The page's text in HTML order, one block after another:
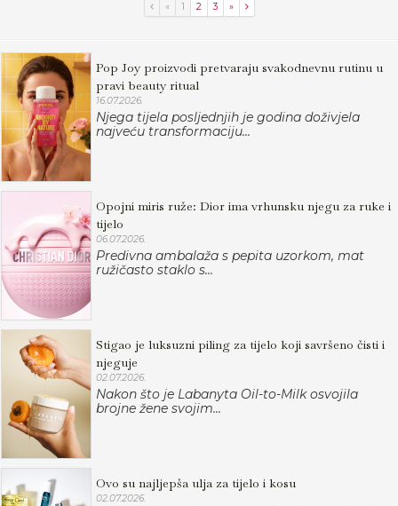
« 1 2 3 »
Pop Joy proizvodi pretvaraju svakodnevnu rutinu u
pravi beauty ritual
16.07.2026.
Njega tijela posljednjih je godina doživjela
najveću transformaciju...
Opojni miris ruže: Dior ima vrhunsku njegu za ruke i
tijelo
06.07.2026.
Predivna ambalaža s pepita uzorkom, mat
ružičasto staklo s...
Stigao je luksuzni piling za tijelo koji savršeno čisti i
njeguje
02.07.2026.
Nakon što je Labanyta Oil-to-Milk osvojila
brojne žene svojim...
Ovo su najljepša ulja za tijelo i kosu
02.07.2026.